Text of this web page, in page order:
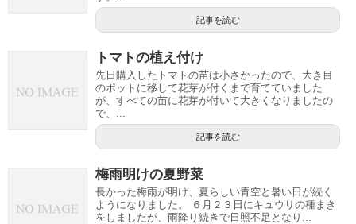
記事を読む
トマトの植え付け
先日購入したトマトの苗は小さかったので、大き目
のポットに移して花芽が付くまで育てていました
が、すべての苗に花芽が付いて大きくなりましたの
で、...
記事を読む
梅雨明けの夏野菜
長かった梅雨が明け、夏らしい青空と暑い日が続く
ようになりました。 ６月２３日にキュウリの種まき
をしましたが、雨降り続きで日照不足となり...